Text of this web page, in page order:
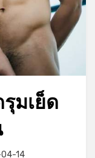
มเย็ด
14